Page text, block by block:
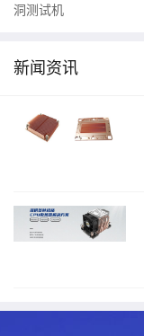
洞测试机
新闻资讯